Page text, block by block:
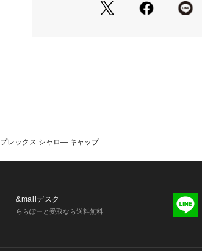
境により、実際の色味と異なって見える
す。あらかじめご了承ください。
・返品、ご注文確定後の内容変更・追加注
きません。
ざいますが、ご購入後のアイテムについ
お受けいたしかねます。また、タグの表
レックス シャロ― キャップ
&mallデスク
ららぽーと受取なら送料無料